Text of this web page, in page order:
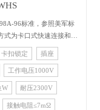
96标准，参照美军标
为卡口式快速连接和分
耐环境好、可靠性高等
、航海、公交电力、邮
气及电子设备的线路连
成滤波连接器。
卡扣锁定 插座
工作电压1000V
W 耐压2300V
接触电阻≤7mΩ